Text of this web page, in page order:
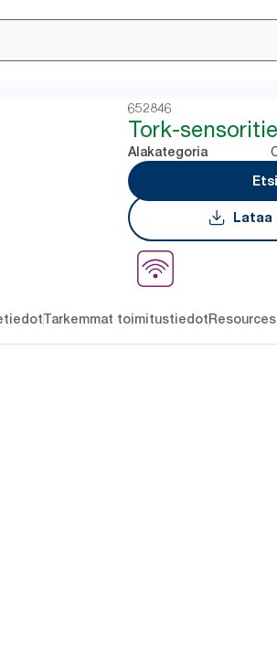
652846
Tork-
Alakategoria
Tarkemmat toimitustiedotResources